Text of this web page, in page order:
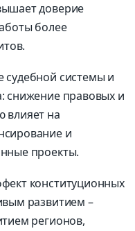
доверие
более
.
судебной системы и
снижение правовых и
влияет на
и
проекты.
конституционных
развитием –
регионов,